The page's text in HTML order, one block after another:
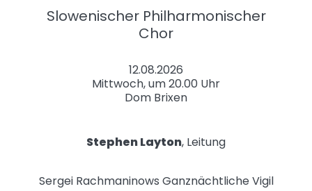
Slowenischer Philharmonischer
Chor
12.08.2026
Mittwoch, um 20.00 Uhr
Dom Brixen
Stephen Layton, Leitung
Sergei Rachmaninows Ganznächtliche Vigil